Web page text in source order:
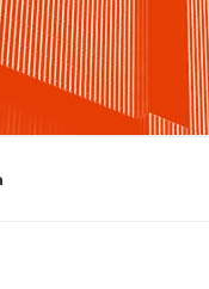
com planos individuais a
vida com telemedicina por
destinado para o pequeno
combinam praticidade,
em um formato ideal para
conhecimentos.